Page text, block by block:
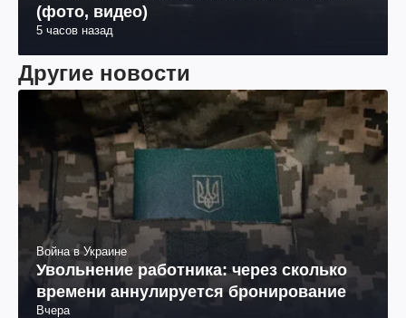
(фото, видео)
5 часов назад
Другие новости
Война в Украине
Увольнение работника: через сколько
времени аннулируется бронирование
Вчера